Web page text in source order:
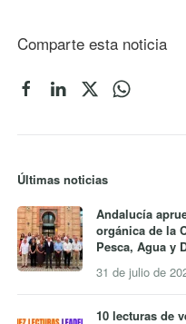
Comparte esta noticia
Últimas noticias
Andalucía
orgánica de la
Pesca, Agua y
31 de julio de
10 lecturas de